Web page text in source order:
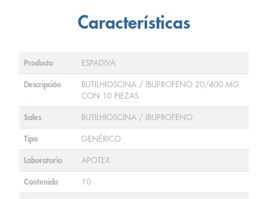
Características
Producto ESPADIVA
Descripción
BUTILHIOSCINA / IBUPROFENO 20/400 MG
CON 10 PIEZAS
Sales BUTILHIOSCINA / IBUPROFENO
Tipo GENÉRICO
Laboratorio APOTEX
Contenido 10